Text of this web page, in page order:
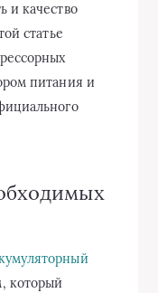
и качество
статье
питания и
который